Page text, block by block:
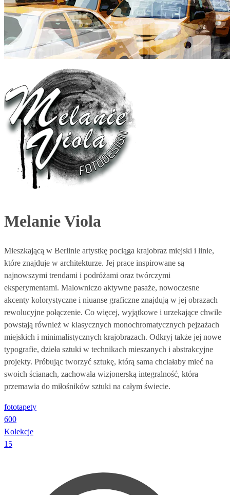
Melanie Viola
Mieszkającą w Berlinie artystkę pociąga krajobraz miejski i linie,
które znajduje w architekturze. Jej prace inspirowane są
najnowszymi trendami i podróżami oraz twórczymi
eksperymentami. Malowniczo aktywne pasaże, nowoczesne
akcenty kolorystyczne i niuanse graficzne znajdują w jej obrazach
rewolucyjne połączenie. Co więcej, wyjątkowe i urzekające chwile
powstają również w klasycznych monochromatycznych pejzażach
miejskich i minimalistycznych krajobrazach. Odkryj także jej nowe
typografie, dzieła sztuki w technikach mieszanych i abstrakcyjne
projekty. Próbując tworzyć sztukę, którą sama chciałaby mieć na
swoich ścianach, zachowała wizjonerską integralność, która
przemawia do miłośników sztuki na całym świecie.
fototapety
600
Kolekcje
15